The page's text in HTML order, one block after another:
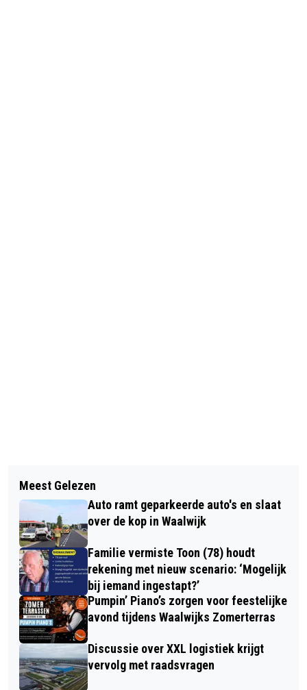
ETOS WAALWIJK EN KAATSHEUVEL
STEUNEN REGIONALE STAKING MAAR
WINKELS GAAN DONDERDAG 22
DECEMBER NIET DICHT
VC ATAK’55 HOFLEVERANCIER VAN
WINTERKAMPIOENEN
Meest Gelezen
Auto ramt geparkeerde auto's en slaat
over de kop in Waalwijk
Familie vermiste Toon (78) houdt
rekening met nieuw scenario: ‘Mogelijk
bij iemand ingestapt?’
Pumpin’ Piano’s zorgen voor feestelijke
avond tijdens Waalwijks Zomerterras
Discussie over XXL logistiek krijgt
vervolg met raadsvragen